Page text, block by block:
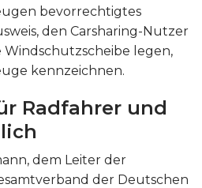
bevorrechtigtes
den Carsharing-Nutzer
legen,
kennzeichnen.
Radfahrer und
dem Leiter der
der Deutschen